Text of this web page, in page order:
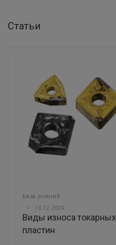
Статьи
БАЗА ЗНАНИЙ
— 10.12.2024
Виды износа токарных
пластин